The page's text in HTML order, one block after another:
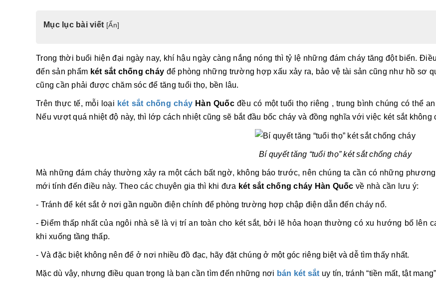
e
k
n
k
Mục lục bài viết [Ẩn]
Trong thời buổi hiện đại ngày nay, khí hậu ngày càng nắng nóng thì tỷ lệ những đám cháy tăng đột biến.
đến sản phẩm két sắt chống cháy để phòng những trường hợp xấu xảy ra, bảo vệ tài sản cũng như hồ sơ
cũng cần phải được chăm sóc để tăng tuổi thọ, bền lâu.
Trên thực tế, mỗi loại két sắt chống cháy Hàn Quốcđều có một tuổi thọ riêng , trung bình chúng có thể
Nếu vượt quá nhiệt độ này, thì lớp cách nhiệt cũng sẽ bắt đầu bốc cháy và đồng nghĩa với việc két sắt không
Bí quyết tăng “tuổi thọ” két sắt chống cháy
Mà những đám cháy thường xảy ra một cách bất ngờ, không báo trước, nên chúng ta cần có những
mới tính đến điều này. Theo các chuyên gia thì khi đưa két sắt chống cháy Hàn Quốc về nhà cần lưu ý:
- Tránh để két sắt ở nơi gần nguồn điện chính để phòng trường hợp chập điện dẫn đến cháy nổ.
- Điểm thấp nhất của ngôi nhà sẽ là vị trí an toàn cho két sắt, bởi lẽ hỏa hoạn thường có xu hướng bố lên
khi xuống tầng thấp.
- Và đặc biệt không nên để ở nơi nhiều đồ đạc, hãy đặt chúng ở một góc riêng biệt và dễ tìm thấy nhất.
Mặc dù vậy, nhưng điều quan trọng là bạn cần tìm đến những nơi bán két sắt uy tín, tránh “tiền mất, tật